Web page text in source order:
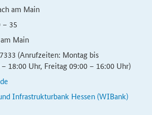
am Main
– 35
Main
(Anrufzeiten: Montag bis
18:00 Uhr, Freitag 09:00 – 16:00 Uhr)
Infrastrukturbank Hessen (WIBank)